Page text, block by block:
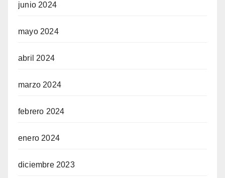
junio 2024
mayo 2024
abril 2024
marzo 2024
febrero 2024
enero 2024
diciembre 2023